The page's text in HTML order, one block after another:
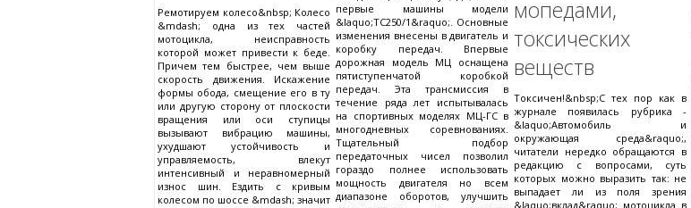
Ремотируем колесо&nbsp; Колесо
&mdash; одна из тех частей
мотоцикла, неисправность
которой может привести к беде.
Причем тем быстрее, чем выше
скорость движения. Искажение
формы обода, смещение его в ту
или другую сторону от плоскости
вращения или оси ступицы
вызывают вибрацию машины,
ухудшают устойчивость и
управляемость, влекут
интенсивный и неравномерный
износ шин. Ездить с кривым
колесом по шоссе &mdash; значит
первые машины модели
&laquo;ТС250/1&raquo;. Основные
изменения внесены в двигатель и
коробку передач. Впервые
дорожная модель МЦ оснащена
пятиступенчатой коробкой
передач. Эта трансмиссия в
течение ряда лет испытывалась
на спортивных моделях МЦ-ГС в
многодневных соревнованиях.
Тщательный подбор
передаточных чисел позволил
гораздо полнее использовать
мощность двигателя но всем
диапазоне оборотов, улучшить
мопедами,
токсических
веществ
Токсичен!&nbsp;С тех пор как в
журнале появилась рубрика -
&laquo;Автомобиль и
окружающая среда&raquo;,
читатели нередко обращаются в
редакцию с вопросами, суть
которых можно выразить так: не
выпадает ли из поля зрения
&laquo;вклад&raquo; мотоцикла в